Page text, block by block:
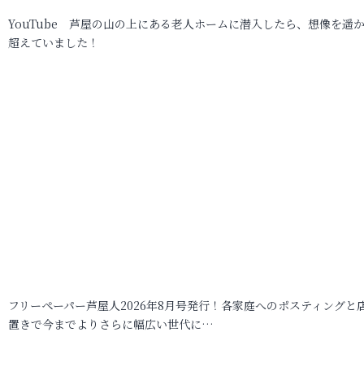
YouTube 芦屋の山の上にある老人ホームに潜入したら、想像を遥
超えていました！
フリーペーパー芦屋人2026年8月号発行！各家庭へのポスティングと
置きで今までよりさらに幅広い世代に…